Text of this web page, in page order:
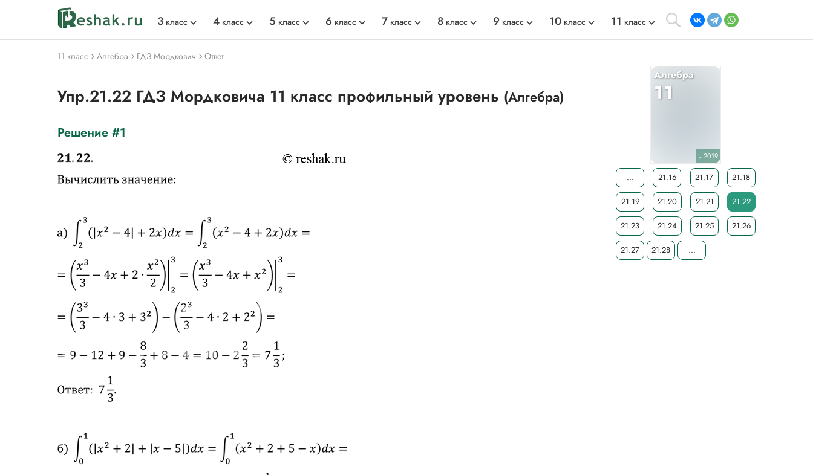
3 класс 4 класс 5 класс 6 класс 7 класс 8 класс 9 класс 10 класс 11 класс
11 класс Алгебра ГДЗ Мордкович Ответ
Упр.21.22 ГДЗ Мордковича 11 класс профильный уровень (Алгебра)
Решение #1
Алгебра
11
уч.2019
... 21.16 21.17 21.18
21.19 21.20 21.21 21.22
21.23 21.24 21.25 21.26
21.27 21.28 ...